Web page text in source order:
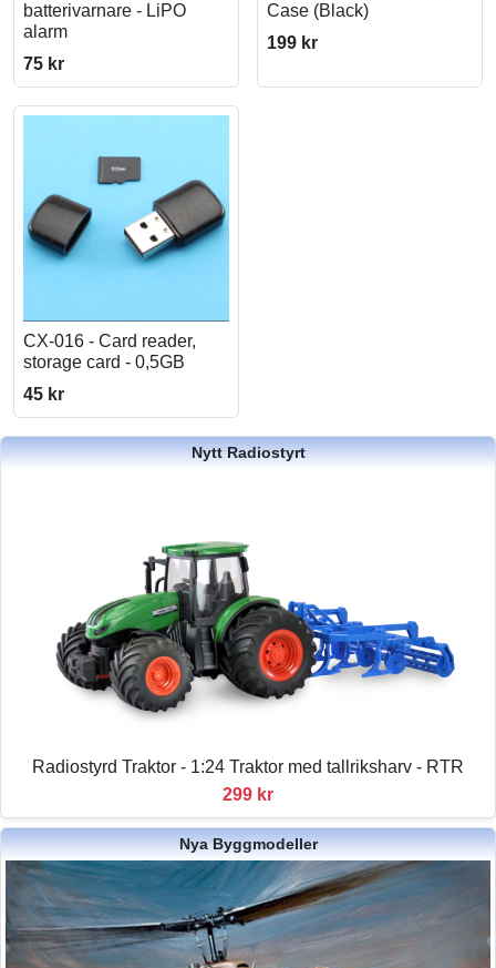
batterivarnare - LiPO
alarm
75 kr
Case (Black)
199 kr
CX-016 - Card reader,
storage card - 0,5GB
45 kr
Nytt Radiostyrt
Radiostyrd Traktor - 1:24 Traktor med tallriksharv - RTR
299 kr
Nya Byggmodeller